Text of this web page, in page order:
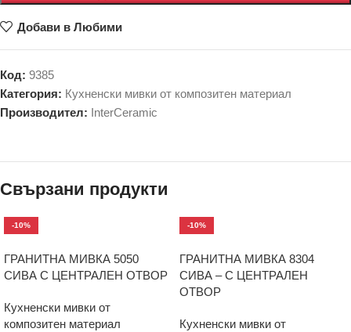
Добави в Любими
Код: 9385
Категория: Кухненски мивки от композитен материал
Производител: InterCeramic
Свързани продукти
-10%
ГРАНИТНА МИВКА 5050
СИВА С ЦЕНТРАЛЕН ОТВОР
Кухненски мивки от
композитен материал
-10%
ГРАНИТНА МИВКА 8304
СИВА – С ЦЕНТРАЛЕН
ОТВОР
Кухненски мивки от